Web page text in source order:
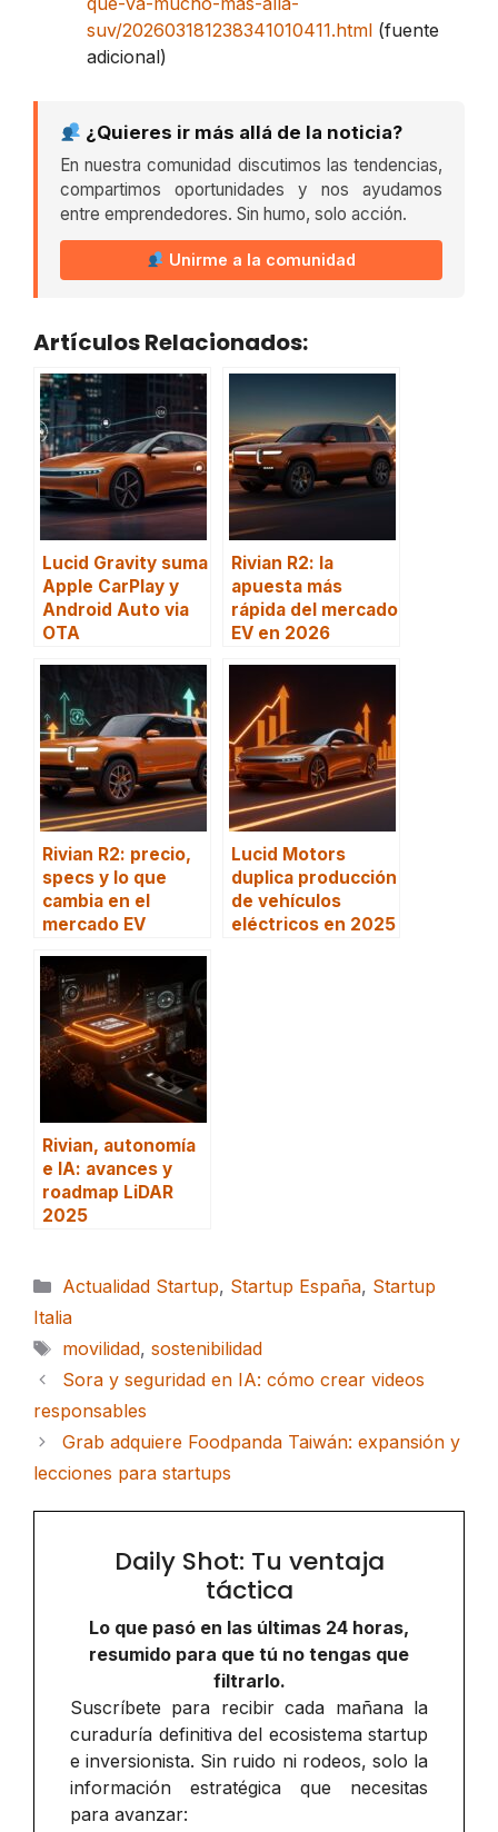
suv/202603181238341010411.html (fuente
adicional)
¿Quieres ir más allá de la noticia?
En nuestra comunidad discutimos las tendencias,
compartimos oportunidades y nos ayudamos
entre emprendedores. Sin humo, solo acción.
Unirme a la comunidad
Artículos Relacionados:
Lucid Gravity suma
Apple CarPlay y
Android Auto via
OTA
Rivian R2: la
apuesta más
rápida del mercado
EV en 2026
Rivian R2: precio,
specs y lo que
cambia en el
mercado EV
Lucid Motors
duplica producción
de vehículos
eléctricos en 2025
Rivian, autonomía
e IA: avances y
roadmap LiDAR
2025
Categorías
Actualidad Startup, Startup España, Startup
Italia
Etiquetas
movilidad, sostenibilidad
Sora y seguridad en IA: cómo crear videos
responsables
Grab adquiere Foodpanda Taiwán: expansión y
lecciones para startups
Daily Shot: Tu ventaja
táctica
Lo que pasó en las últimas 24 horas,
resumido para que tú no tengas que
filtrarlo.
Suscríbete para recibir cada mañana la
curaduría definitiva del ecosistema startup
e inversionista. Sin ruido ni rodeos, solo la
información estratégica que necesitas
para avanzar: